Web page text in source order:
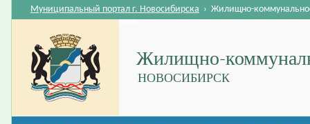
Жилищно-
НОВОСИБИРСК
Муниципальный портал г. Новосибирска › Жилищно-